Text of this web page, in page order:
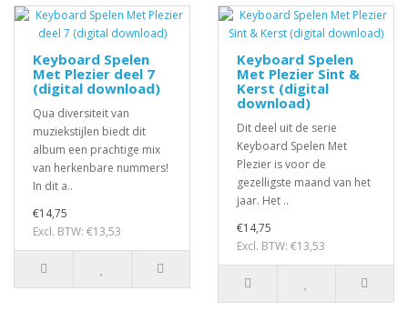
Keyboard Spelen
Met Plezier deel 7
(digital download)
Qua diversiteit van
muziekstijlen biedt dit
album een prachtige mix
van herkenbare nummers!
In dit a..
€14,75
Excl. BTW: €13,53
Keyboard Spelen
Met Plezier Sint &
Kerst (digital
download)
Dit deel uit de serie
Keyboard Spelen Met
Plezier is voor de
gezelligste maand van het
jaar. Het ..
€14,75
Excl. BTW: €13,53